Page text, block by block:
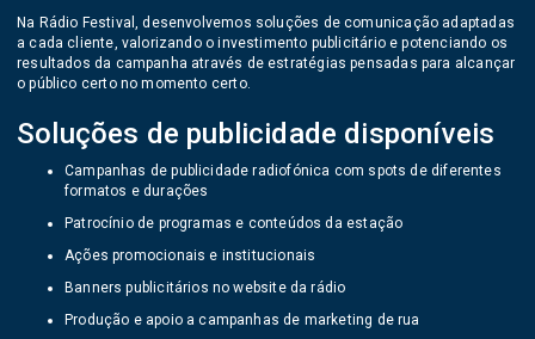
Na Rádio Festival, desenvolvemos soluções de comunicação adaptadas
a cada cliente, valorizando o investimento publicitário e potenciando os
resultados da campanha através de estratégias pensadas para alcançar
o público certo no momento certo.
Soluções de publicidade disponíveis
Campanhas de publicidade radiofónica com spots de diferentes
formatos e durações
Patrocínio de programas e conteúdos da estação
Ações promocionais e institucionais
Banners publicitários no website da rádio
Produção e apoio a campanhas de marketing de rua